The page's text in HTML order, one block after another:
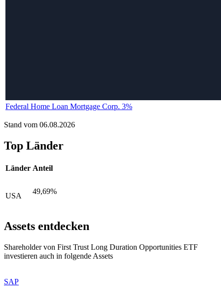
Federal Home Loan Mortgage Corp. 3%
Stand vom 06.08.2026
Top Länder
Länder Anteil
USA
49,69%
Assets entdecken
Shareholder von First Trust Long Duration Opportunities ETF
investieren auch in folgende Assets
SAP